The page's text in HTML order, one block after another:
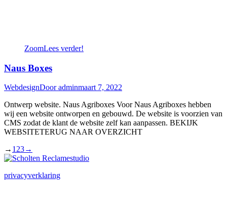
ZoomLees verder!
Naus Boxes
WebdesignDooradminmaart 7, 2022
Ontwerp website. Naus Agriboxes Voor Naus Agriboxes hebben
wij een website ontworpen en gebouwd. De website is voorzien van
CMS zodat de klant de website zelf kan aanpassen. BEKIJK
WEBSITETERUG NAAR OVERZICHT
→ 1 23→
privacyverklaring